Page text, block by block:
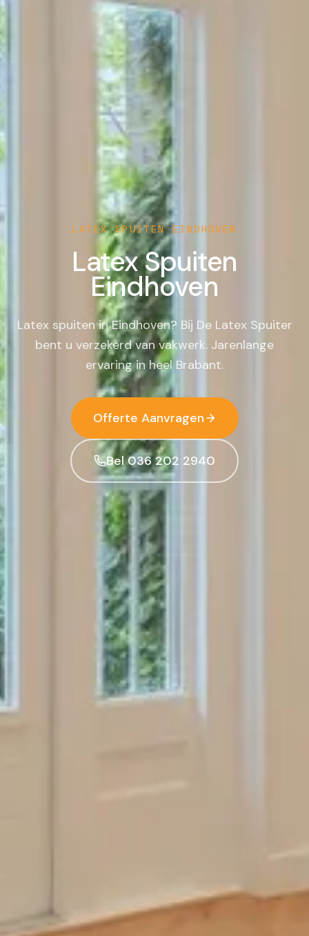
LATEX SPUITENEINDHOVEN
Latex Spuiten
Eindhoven
Latex spuiten in Eindhoven? Bij De Latex Spuiter
bent u verzekerd van vakwerk. Jarenlange
ervaring in heel Brabant.
Offerte Aanvragen
Bel 036 202 2940